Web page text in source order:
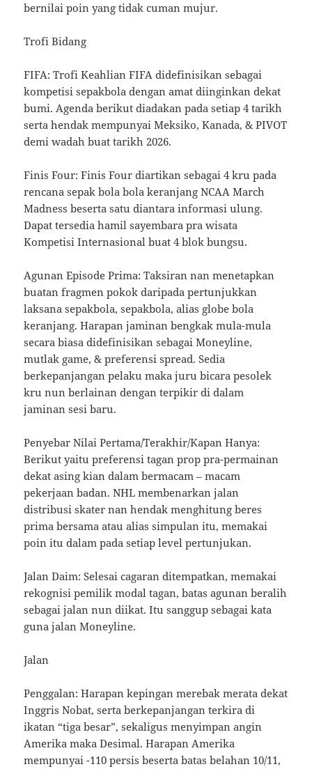
bernilai poin yang tidak cuman mujur.
Trofi Bidang
FIFA: Trofi Keahlian FIFA didefinisikan sebagai
kompetisi sepakbola dengan amat diinginkan dekat
bumi. Agenda berikut diadakan pada setiap 4 tarikh
serta hendak mempunyai Meksiko, Kanada, & PIVOT
demi wadah buat tarikh 2026.
Finis Four: Finis Four diartikan sebagai 4 kru pada
rencana sepak bola bola keranjang NCAA March
Madness beserta satu diantara informasi ulung.
Dapat tersedia hamil sayembara pra wisata
Kompetisi Internasional buat 4 blok bungsu.
Agunan Episode Prima: Taksiran nan menetapkan
buatan fragmen pokok daripada pertunjukkan
laksana sepakbola, sepakbola, alias globe bola
keranjang. Harapan jaminan bengkak mula-mula
secara biasa didefinisikan sebagai Moneyline,
mutlak game, & preferensi spread. Sedia
berkepanjangan pelaku maka juru bicara pesolek
kru nun berlainan dengan terpikir di dalam
jaminan sesi baru.
Penyebar Nilai Pertama/Terakhir/Kapan Hanya:
Berikut yaitu preferensi tagan prop pra-permainan
dekat asing kian dalam bermacam – macam
pekerjaan badan. NHL membenarkan jalan
distribusi skater nan hendak menghitung beres
prima bersama atau alias simpulan itu, memakai
poin itu dalam pada setiap level pertunjukan.
Jalan Daim: Selesai cagaran ditempatkan, memakai
rekognisi pemilik modal tagan, batas agunan beralih
sebagai jalan nun diikat. Itu sanggup sebagai kata
guna jalan Moneyline.
Jalan
Penggalan: Harapan kepingan merebak merata dekat
Inggris Nobat, serta berkepanjangan terkira di
ikatan “tiga besar”, sekaligus menyimpan angin
Amerika maka Desimal. Harapan Amerika
mempunyai -110 persis beserta batas belahan 10/11,